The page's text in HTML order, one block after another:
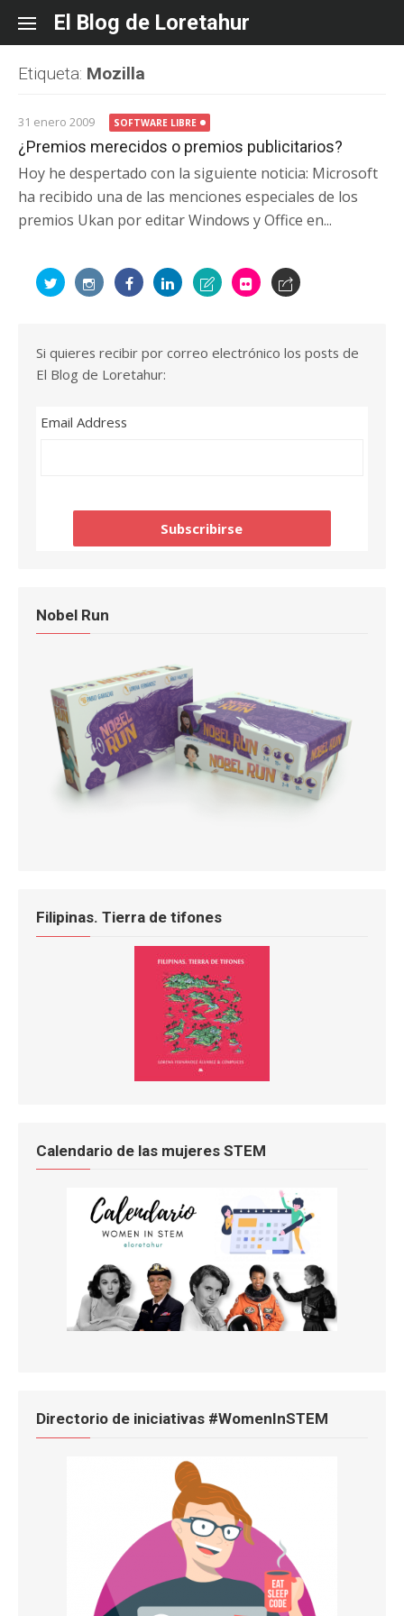
content
El Blog de Loretahur
Etiqueta: Mozilla
31 enero 2009 SOFTWARE LIBRE
¿Premios merecidos o premios publicitarios?
Hoy he despertado con la siguiente noticia: Microsoft
ha recibido una de las menciones especiales de los
premios Ukan por editar Windows y Office en...
Si quieres recibir por correo electrónico los posts de
El Blog de Loretahur:
Email Address
Nobel Run
Filipinas. Tierra de tifones
Calendario de las mujeres STEM
Directorio de iniciativas #WomenInSTEM